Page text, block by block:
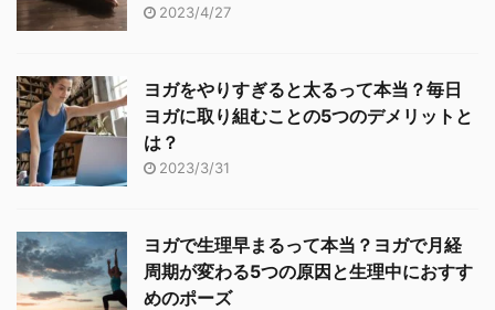
2023/4/27
ヨガをやりすぎると太るって本当？毎日
ヨガに取り組むことの5つのデメリットと
は？
2023/3/31
ヨガで生理早まるって本当？ヨガで月経
周期が変わる5つの原因と生理中におすす
めのポーズ